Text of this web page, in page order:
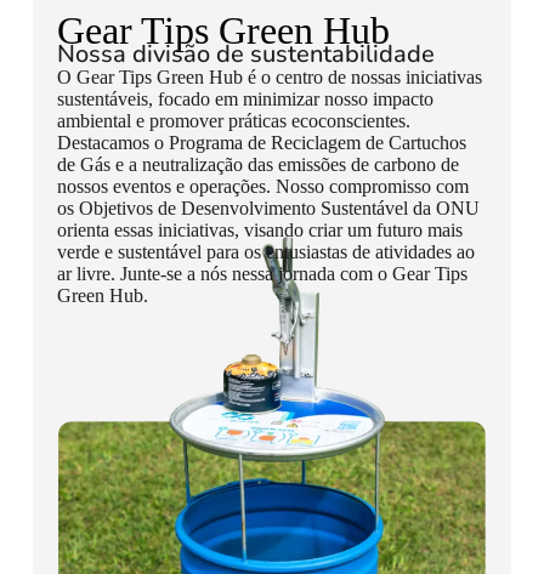
Gear Tips Green Hub
Nossa divisão de sustentabilidade
O Gear Tips Green Hub é o centro de nossas iniciativas
sustentáveis, focado em minimizar nosso impacto
ambiental e promover práticas ecoconscientes.
Destacamos o Programa de Reciclagem de Cartuchos
de Gás e a neutralização das emissões de carbono de
nossos eventos e operações. Nosso compromisso com
os Objetivos de Desenvolvimento Sustentável da ONU
orienta essas iniciativas, visando criar um futuro mais
verde e sustentável para os entusiastas de atividades ao
ar livre. Junte-se a nós nessa jornada com o Gear Tips
Green Hub.